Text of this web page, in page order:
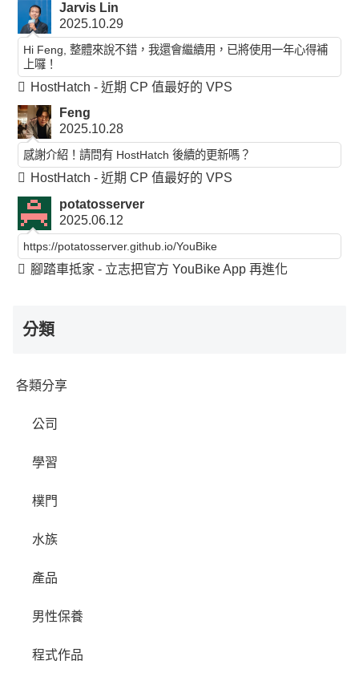
Jarvis Lin
2025.10.29
Hi Feng, 整體來說不錯，我還會繼續用，已將使用一年心得補
上囉！
HostHatch - 近期 CP 值最好的 VPS
Feng
2025.10.28
感謝介紹！請問有 HostHatch 後續的更新嗎？
HostHatch - 近期 CP 值最好的 VPS
potatosserver
2025.06.12
https://potatosserver.github.io/YouBike
腳踏車抵家 - 立志把官方 YouBike App 再進化
分類
各類分享
公司
學習
樸門
水族
產品
男性保養
程式作品